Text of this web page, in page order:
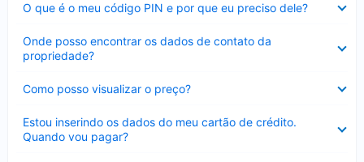
O que é o meu código PIN e por que eu preciso dele?
Onde posso encontrar os dados de contato da
propriedade?
Como posso visualizar o preço?
Estou inserindo os dados do meu cartão de crédito.
Quando vou pagar?